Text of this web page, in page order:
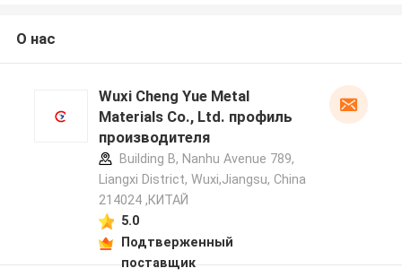
О нас
Wuxi Cheng Yue Metal
Materials Co., Ltd. профиль
производителя
Building B, Nanhu Avenue 789,
Liangxi District, Wuxi,Jiangsu, China
214024 ,КИТАЙ
5.0
Подтверженный
поставщик